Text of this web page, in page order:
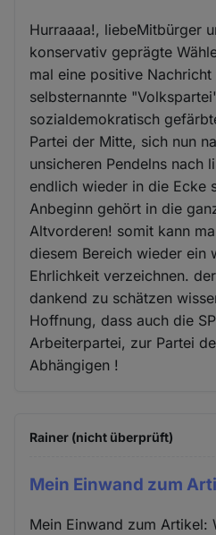
Hurraaaa!, liebeMitbürger
konservativ geprägte
mal eine positive
selbsternannte
sozialdemokratisch
Partei der Mitte, sich nun
unsicheren Pendelns nach
endlich wieder in die Ecke
Anbeginn gehört in die
Altvorderen! somit kann
diesem Bereich wieder ein
Ehrlichkeit verzeichnen.
dankend zu schätzen
Hoffnung, dass auch die
Arbeiterpartei, zur Partei
Abhängigen !
Rainer (nicht überprüft)
Mein Einwand zum
Mein Einwand zum Artikel: